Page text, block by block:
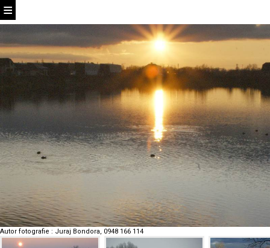
Autor fotografie : Juraj Bondora, 0948 166 114